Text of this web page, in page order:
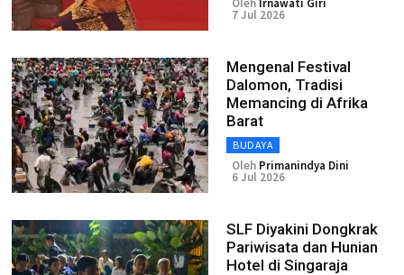
Oleh Irnawati Giri
7 Jul 2026
Mengenal Festival
Dalomon, Tradisi
Memancing di Afrika
Barat
BUDAYA
Oleh Primanindya Dini
6 Jul 2026
SLF Diyakini Dongkrak
Pariwisata dan Hunian
Hotel di Singaraja